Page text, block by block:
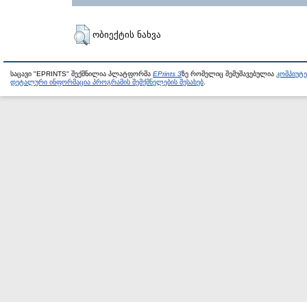
ობიექტის ნახვა
საცავი "EPRINTS" შექმნილია პლატფორმა EPrints 3ზე რომელიც შემუშავებულია
დეტალური ინფორმაცია პროგრამის შემქმნელების შესახებ.